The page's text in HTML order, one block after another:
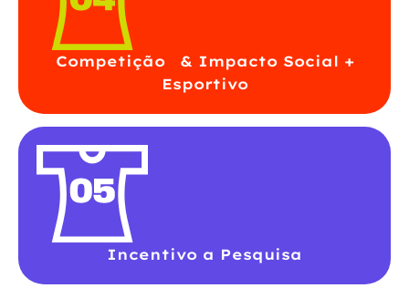
Competição & Impacto Social +
Esportivo
Incentivo a Pesquisa